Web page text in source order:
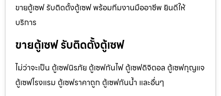
ขายตู้เซฟ รับติดตั้งตู้เซฟ พร้อมทีมงานมืออาชีพ ยินดีให้
บริการ
ขายตู้เซฟ รับติดตั้งตู้เซฟ
ไม่ว่าจะเป็น ตู้เซฟนิรภัย ตู้เซฟกันไฟ ตู้เซฟดิจิตอล ตู้เซฟกุญแจ
ตู้เซฟโรงแรม ตู้เซฟราคาถูก ตู้เซฟกันน้ำ และอื่นๆ